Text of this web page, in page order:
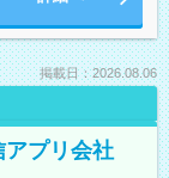
掲載日：2026.08.06
プリ会社